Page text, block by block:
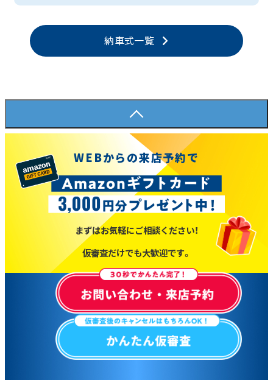
納車式一覧
WEBからの来店予約で
まずはお気軽にご相談ください！
仮審査だけでも大歓迎です。